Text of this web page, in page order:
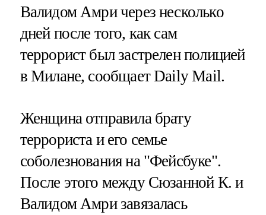
Валидом Амри через несколько
дней после того, как сам
террорист был застрелен полицией
в Милане, сообщает Daily Mail.
Женщина отправила брату
террориста и его семье
соболезнования на "Фейсбуке".
После этого между Сюзанной К. и
Валидом Амри завязалась